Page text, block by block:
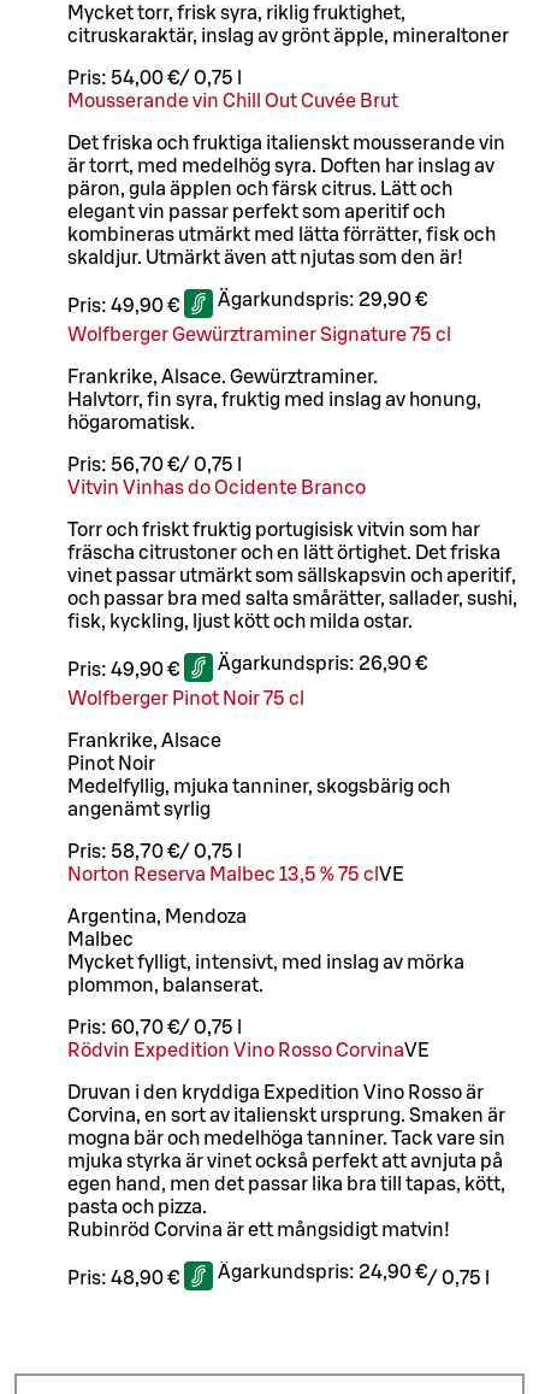
Mycket torr, frisk syra, riklig fruktighet,
citruskaraktär, inslag av grönt äpple, mineraltoner
Pris: 54,00 €/ 0,75 l
Mousserande vin Chill Out Cuvée Brut
Det friska och fruktiga italienskt mousserande vin
är torrt, med medelhög syra. Doften har inslag av
päron, gula äpplen och färsk citrus. Lätt och
elegant vin passar perfekt som aperitif och
kombineras utmärkt med lätta förrätter, fisk och
skaldjur. Utmärkt även att njutas som den är!
Pris: 49,90 € Ägarkundspris: 29,90 €
Wolfberger Gewürztraminer Signature 75 cl
Frankrike, Alsace. Gewürztraminer.
Halvtorr, fin syra, fruktig med inslag av honung,
högaromatisk.
Pris: 56,70 €/ 0,75 l
Vitvin Vinhas do Ocidente Branco
Torr och friskt fruktig portugisisk vitvin som har
fräscha citrustoner och en lätt örtighet. Det friska
vinet passar utmärkt som sällskapsvin och aperitif,
och passar bra med salta smårätter, sallader, sushi,
fisk, kyckling, ljust kött och milda ostar.
Pris: 49,90 € Ägarkundspris: 26,90 €
Wolfberger Pinot Noir 75 cl
Frankrike, Alsace
Pinot Noir
Medelfyllig, mjuka tanniner, skogsbärig och
angenämt syrlig
Pris: 58,70 €/ 0,75 l
Norton Reserva Malbec 13,5 % 75 cl VE
Argentina, Mendoza
Malbec
Mycket fylligt, intensivt, med inslag av mörka
plommon, balanserat.
Pris: 60,70 €/ 0,75 l
Rödvin Expedition Vino Rosso CorvinaVE
Druvan i den kryddiga Expedition Vino Rosso är
Corvina, en sort av italienskt ursprung. Smaken är
mogna bär och medelhöga tanniner. Tack vare sin
mjuka styrka är vinet också perfekt att avnjuta på
egen hand, men det passar lika bra till tapas, kött,
pasta och pizza.
Rubinröd Corvina är ett mångsidigt matvin!
Pris: 48,90 € Ägarkundspris: 24,90 €/ 0,75 l